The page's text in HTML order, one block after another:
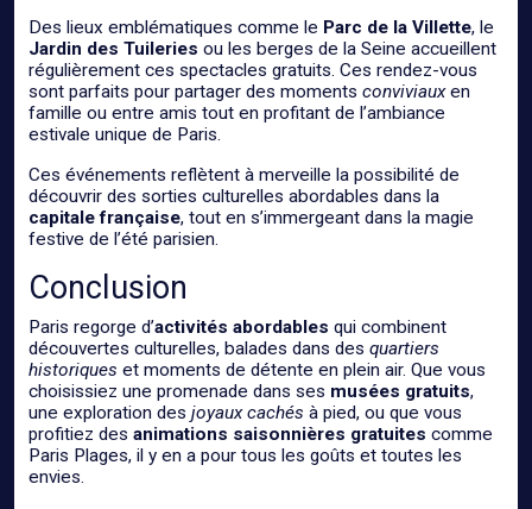
Des lieux emblématiques comme le Parc de la Villette, le
Jardin des Tuileries ou les berges de la Seine accueillent
régulièrement ces spectacles gratuits. Ces rendez-vous
sont parfaits pour partager des moments conviviauxen
famille ou entre amis tout en profitant de l’ambiance
estivale unique de Paris.
Ces événements reflètent à merveille la possibilité de
découvrir des sorties culturelles abordables dans la
capitale française, tout en s’immergeant dans la magie
festive de l’été parisien.
Conclusion
Paris regorge d’activités abordables qui combinent
découvertes culturelles, balades dans des quartiers
historiques et moments de détente en plein air. Que vous
choisissiez une promenade dans ses musées gratuits,
une exploration des joyaux cachés à pied, ou que vous
profitiez des animations saisonnières gratuites comme
Paris Plages, il y en a pour tous les goûts et toutes les
envies.